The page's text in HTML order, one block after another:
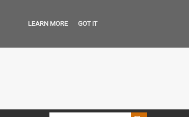
LEARN MORE GOT IT